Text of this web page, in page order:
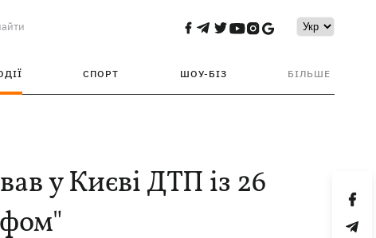
СПОРТ ШОУ-БІЗ БІЛЬШЕ
у Києві ДТП із 26